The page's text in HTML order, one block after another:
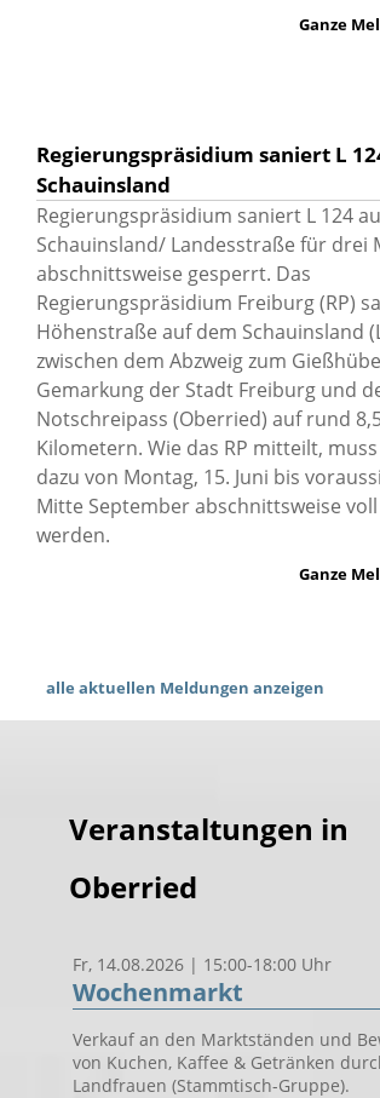
Ganze
Regierungspräsidium saniert L
Schauinsland
Regierungspräsidium saniert L 124
Schauinsland/ Landesstraße für drei
abschnittsweise gesperrt. Das
Regierungspräsidium Freiburg (RP)
Höhenstraße auf dem Schauinsland
zwischen dem Abzweig zum
Gemarkung der Stadt Freiburg und
Notschreipass (Oberried) auf rund
Kilometern. Wie das RP mitteilt,
dazu von Montag, 15. Juni bis
Mitte September abschnittsweise
werden.
Ganze
alle aktuellen Meldungen anzeigen
Veranstaltungen in
Oberried
Fr, 14.08.2026 | 15:00-18:00 Uhr
Wochenmarkt
Verkauf an den Marktständen und
von Kuchen, Kaffee & Getränken
Landfrauen (Stammtisch-Gruppe).